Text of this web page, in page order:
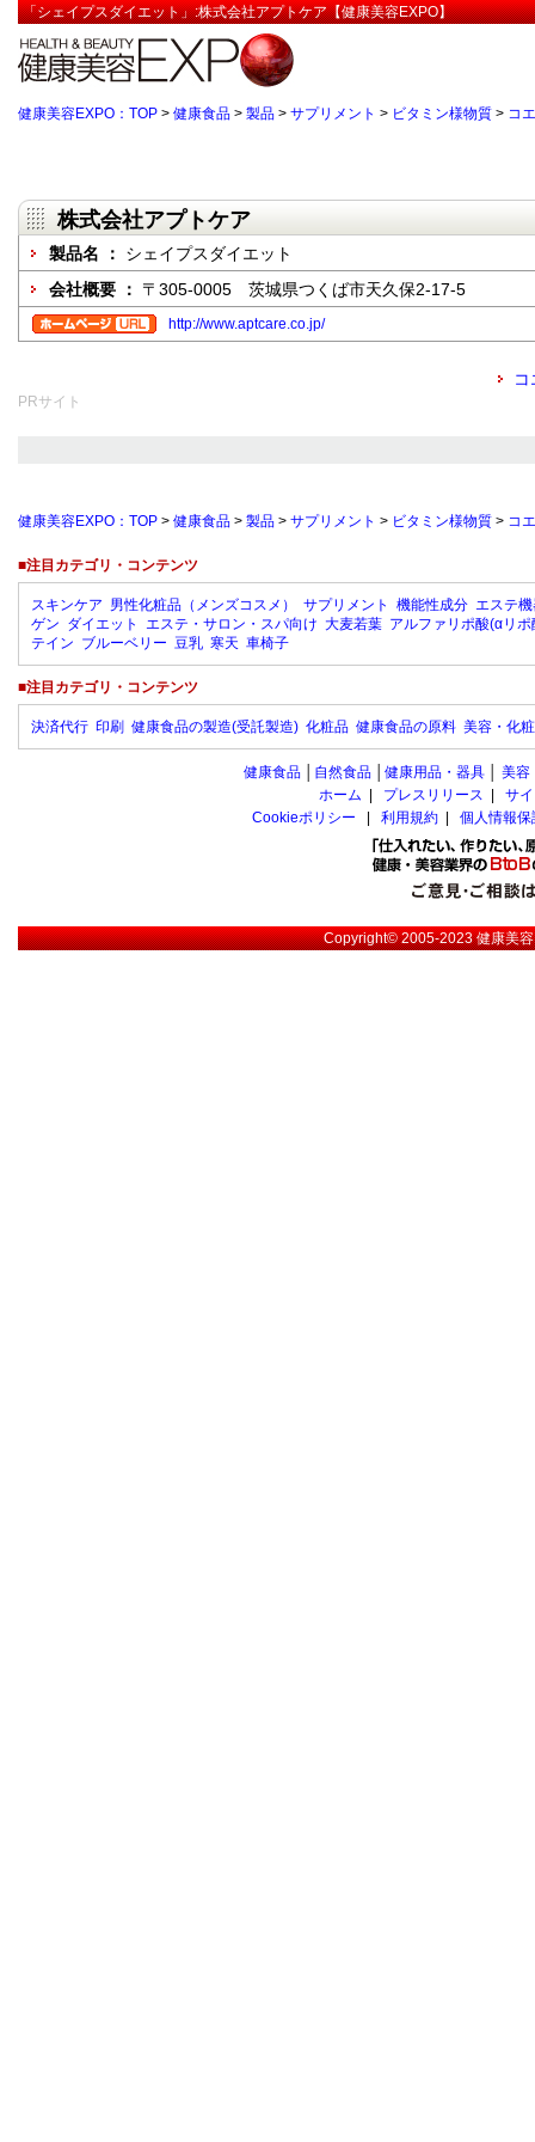
「シェイプスダイエット」:株式会社アプトケア【健康美容EXPO】
健康美容EXPO：TOP > 健康食品 > 製品 > サプリメント > ビタミン様物質 > コ
株式会社アプトケア
製品名 ： シェイプスダイエット
会社概要 ： 〒305-0005 茨城県つくば市天久保2-17-5
http://www.aptcare.co.jp/
PRサイト
健康美容EXPO：TOP > 健康食品 > 製品 > サプリメント > ビタミン様物質 > コ
■注目カテゴリ・コンテンツ
スキンケア 男性化粧品（メンズコスメ） サプリメント 機能性成分 エステ
ゲン ダイエット エステ・サロン・スパ向け 大麦若葉 アルファリポ酸(αリポ
テイン ブルーベリー 豆乳 寒天 車椅子
■注目カテゴリ・コンテンツ
決済代行 印刷 健康食品の製造(受託製造) 化粧品 健康食品の原料 美容・化
健康食品 自然食品 健康用品・器具 美容
ホーム
プレスリリース
サ
Cookieポリシー
利用規約 個人情報
Copyright© 2005-2023健康美